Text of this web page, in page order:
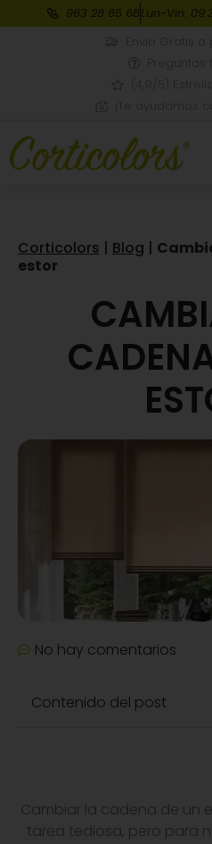
963 28 65 68Lun-Vin:
Corticolors | Blog |
estor
No hay comentarios
Contenido del post
Cambiar la cadena de un
tarea tediosa, pero para